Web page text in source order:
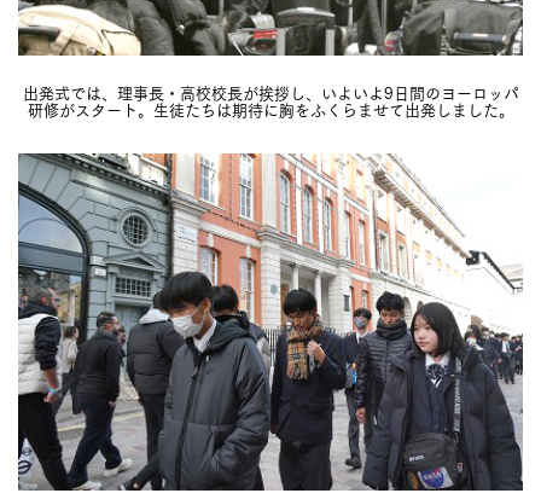
出発式では、理事長・高校校長が挨拶し、いよいよ9日間のヨーロッパ
研修がスタート。生徒たちは期待に胸をふくらませて出発しました。